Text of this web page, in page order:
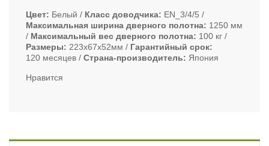
Цвет Белый Класс доводчика
EN_3/4/5
Максимальная ширина дверного полотна
1250 мм
Максимальный вес дверного полотна
100 кг
Размеры
223х67х52мм
Гарантийный срок
120 месяцев
Страна-производитель Япония
Нравится